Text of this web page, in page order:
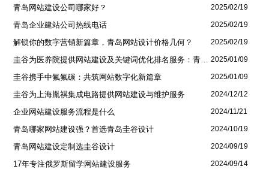
青岛网站建设公司哪家好？ 2025/02/19
青岛企业建站公司热线电话 2025/02/19
解锁你的数字营销新篇章，青岛网站设计价格几何？ 2025/02/19
2025/01/09
圭谷携手中氟氟碳：共筑网站数字化新篇章 2025/01/09
圭谷为上海胤祺集成电路提供网站建设与维护服务 2024/12/12
企业网站建设服务流程是什么 2024/11/21
青岛哪家网站建设强？首选青岛圭谷设计 2024/10/19
青岛网站建设定制选圭谷设计 2024/09/19
17年专注俄罗斯留学网站建设服务 2024/09/14